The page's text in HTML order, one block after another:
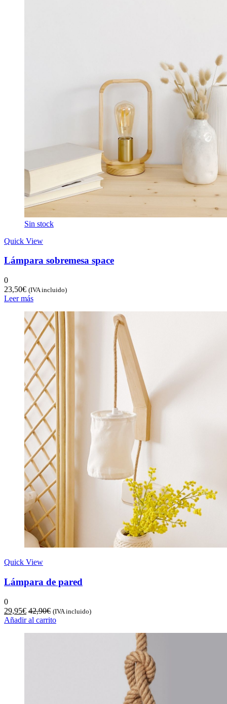
Sin stock
Quick View
Lámpara sobremesa space
0
23,50€ (IVA incluido)
Leer más
Quick View
Lámpara de pared
0
29,95€ 42,90€ (IVA incluido)
Añadir al carrito